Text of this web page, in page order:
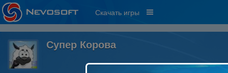
Скачать игры
Супер Корова